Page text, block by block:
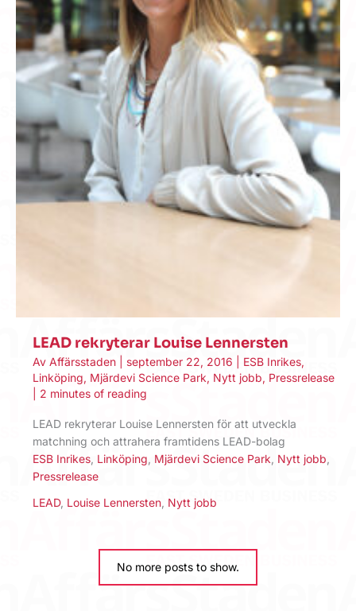
LEAD rekryterar Louise Lennersten
Av Affärsstaden september 22, 2016 ESB Inrikes,
Linköping, Mjärdevi Science Park, Nytt jobb, Pressrelease
2 minutes of reading
LEAD rekryterar Louise Lennersten för att utveckla
matchning och attrahera framtidens LEAD-bolag
ESB Inrikes Linköping Mjärdevi Science Park Nytt jobb
Pressrelease
LEAD, Louise Lennersten, Nytt jobb
No more posts to show.